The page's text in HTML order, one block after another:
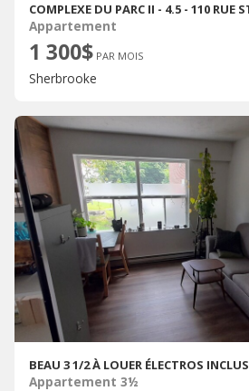
Appartement
1 300$ PAR MOIS
Sherbrooke
BEAU 3 1/2 À LOUER ÉLECTROS INCLUS
Appartement 3½